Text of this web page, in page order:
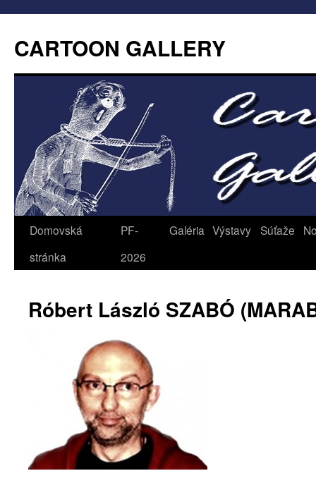
CARTOON GALLERY
Domovská
stránka
PF-
2026
Galéria Výstavy Súťaže
Róbert László SZABÓ